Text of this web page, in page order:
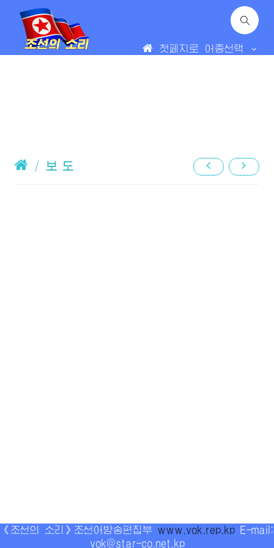
첫페지로 어종선택
/ 보 도
《조선의 소리》조선어방송편집부 www.vok.rep.kp E-mail:
vok@star-co.net.kp